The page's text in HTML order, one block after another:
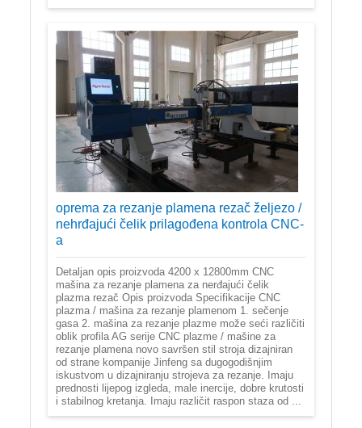
oprema za rezanje plamena rezač željezo /
nehrđajući čelik prilagođena kontrola CNC-
a
Detaljan opis proizvoda 4200 x 12800mm CNC
mašina za rezanje plamena za nerđajući čelik
plazma rezač Opis proizvoda Specifikacije CNC
plazma / mašina za rezanje plamenom 1. sečenje
gasa 2. mašina za rezanje plazme može seći različiti
oblik profila AG serije CNC plazme / mašine za
rezanje plamena novo savršen stil stroja dizajniran
od strane kompanije Jinfeng sa dugogodišnjim
iskustvom u dizajniranju strojeva za rezanje. Imaju
prednosti lijepog izgleda, male inercije, dobre krutosti
i stabilnog kretanja. Imaju različit raspon staza od ...